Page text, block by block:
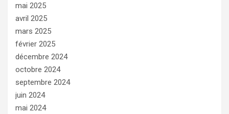
mai 2025
avril 2025
mars 2025
février 2025
décembre 2024
octobre 2024
septembre 2024
juin 2024
mai 2024